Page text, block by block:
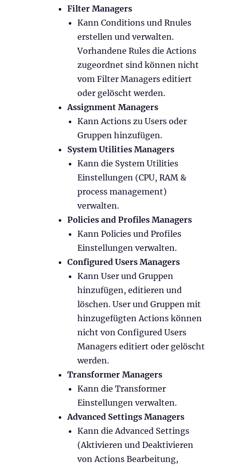
Filter Managers
Kann Conditions und Rnules
erstellen und verwalten.
Vorhandene Rules die Actions
zugeordnet sind können nicht
vom Filter Managers editiert
oder gelöscht werden.
Assignment Managers
Kann Actions zu Users oder
Gruppen hinzufügen.
System Utilities Managers
Kann die System Utilities
Einstellungen (CPU, RAM &
process management)
verwalten.
Policies and Profiles Managers
Kann Policies und Profiles
Einstellungen verwalten.
Configured Users Managers
Kann User und Gruppen
hinzufügen, editieren und
löschen. User und Gruppen mit
hinzugefügten Actions können
nicht von Configured Users
Managers editiert oder gelöscht
werden.
Transformer Managers
Kann die Transformer
Einstellungen verwalten.
Advanced Settings Managers
Kann die Advanced Settings
(Aktivieren und Deaktivieren
von Actions Bearbeitung,